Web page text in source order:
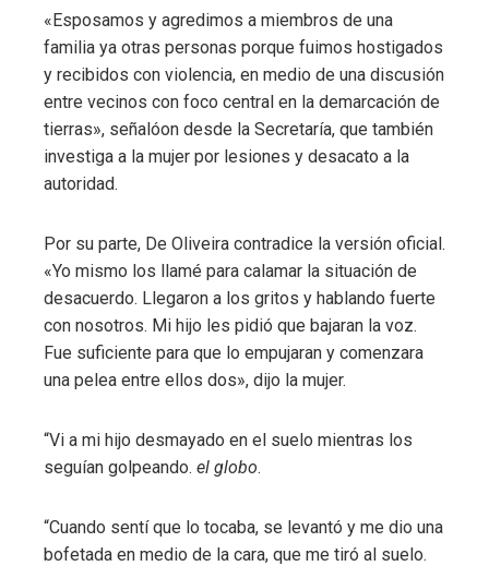
«Esposamos y agredimos a miembros de una
familia ya otras personas porque fuimos hostigados
y recibidos con violencia, en medio de una discusión
entre vecinos con foco central en la demarcación de
tierras», señalóon desde la Secretaría, que también
investiga a la mujer por lesiones y desacato a la
autoridad.
Por su parte, De Oliveira contradice la versión oficial.
«Yo mismo los llamé para calamar la situación de
desacuerdo. Llegaron a los gritos y hablando fuerte
con nosotros. Mi hijo les pidió que bajaran la voz.
Fue suficiente para que lo empujaran y comenzara
una pelea entre ellos dos», dijo la mujer.
“Vi a mi hijo desmayado en el suelo mientras los
seguían golpeando. el globo.
“Cuando sentí que lo tocaba, se levantó y me dio una
bofetada en medio de la cara, que me tiró al suelo.